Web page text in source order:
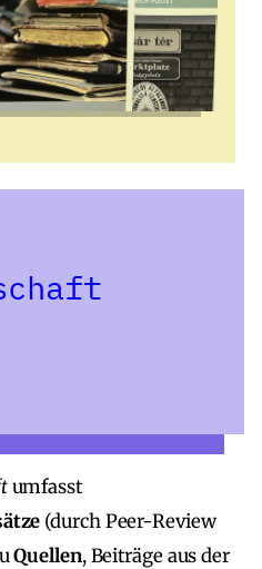
umfasst
(durch Peer‑Review
Quellen, Beiträge aus der